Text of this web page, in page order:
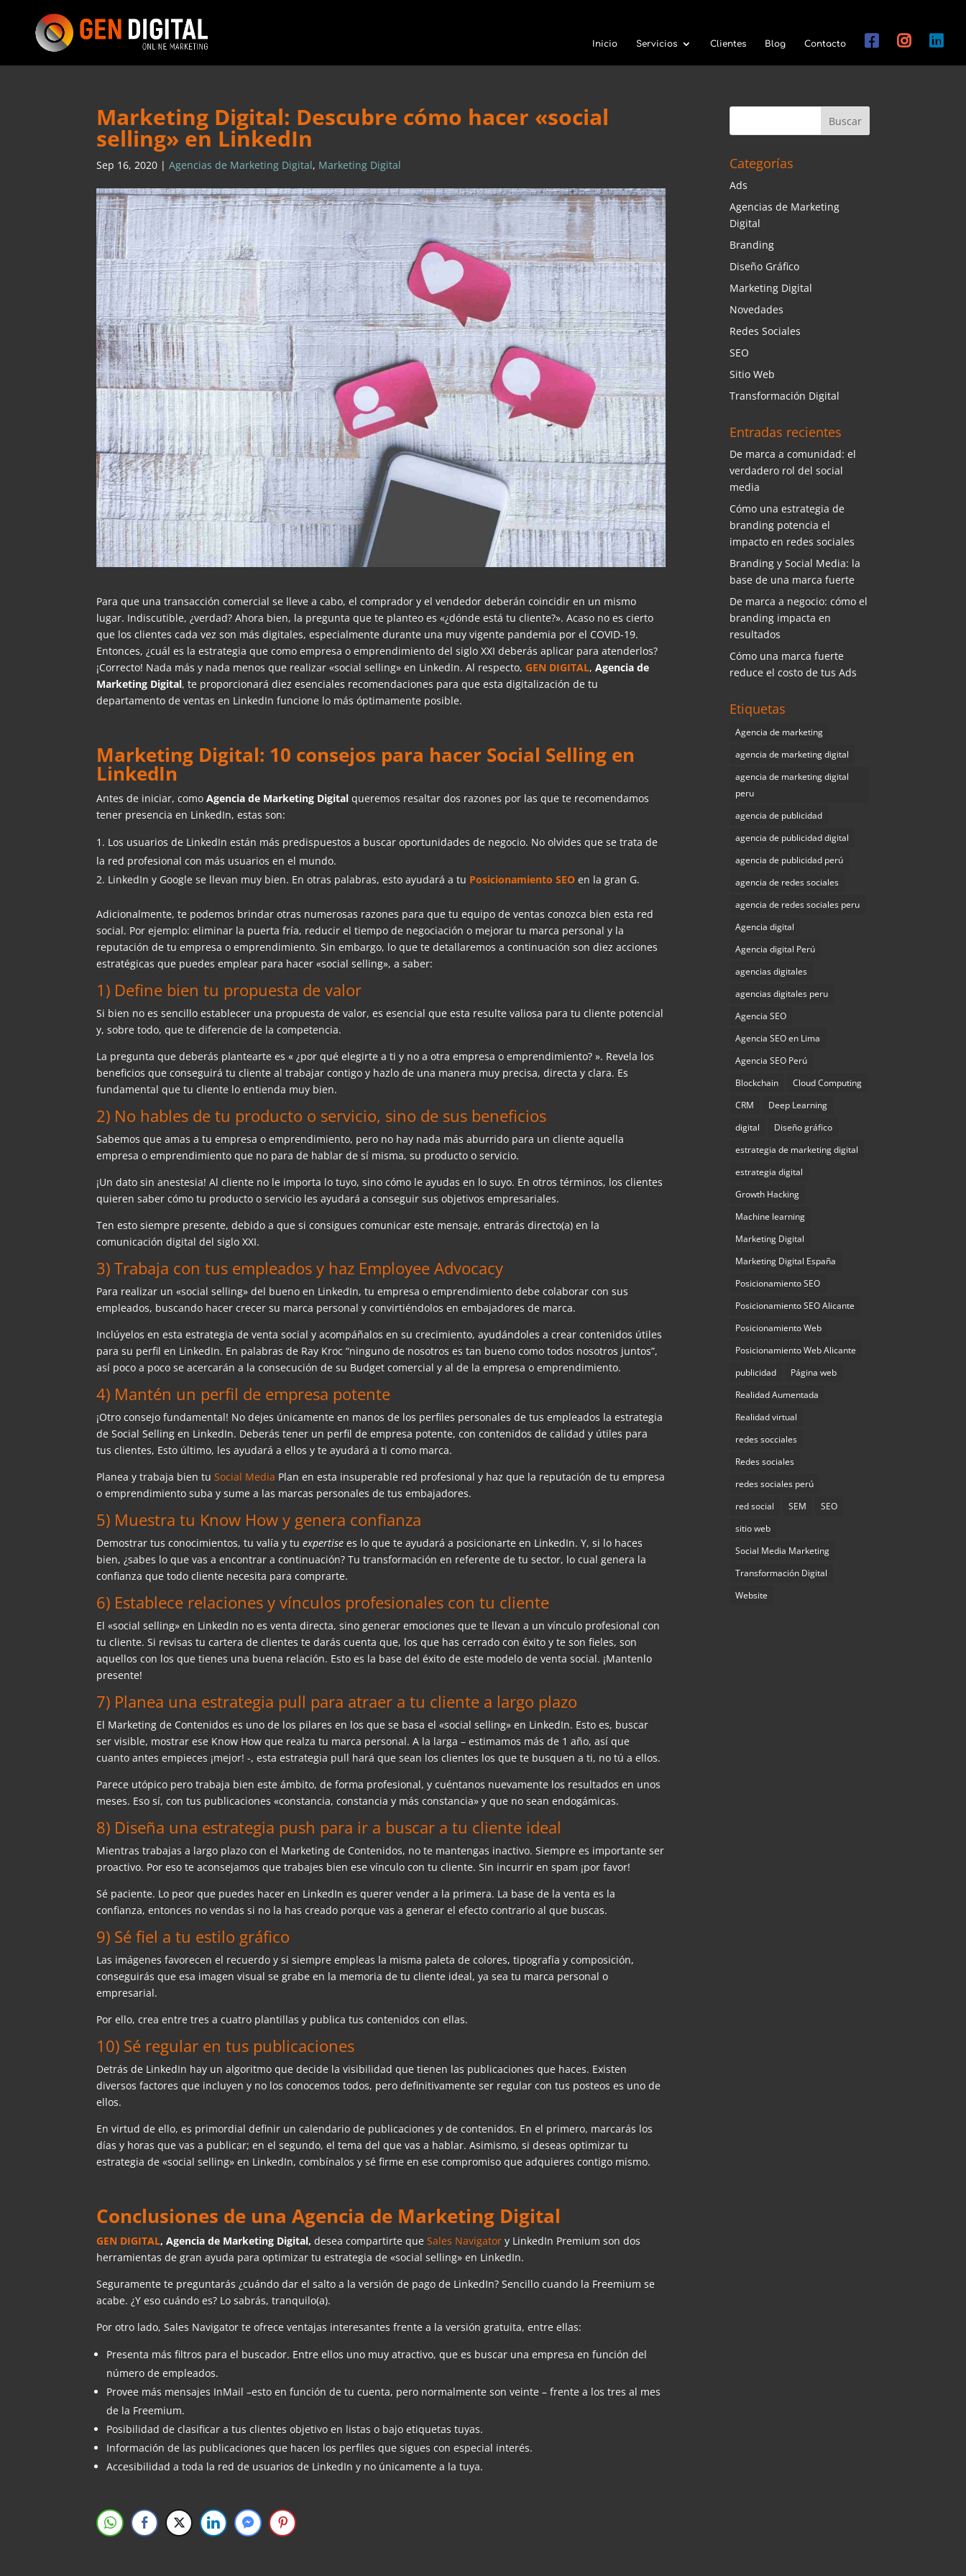
Inicio Servicios Clientes Blog Contacto
Marketing Digital: Descubre cómo hacer «social
selling» en LinkedIn
Sep 16, 2020 |Agencias de Marketing Digital, Marketing Digital
Para que una transacción comercial se lleve a cabo, el comprador y el vendedor deberán coincidir en un mismo
lugar. Indiscutible, ¿verdad? Ahora bien, la pregunta que te planteo es «¿dónde está tu cliente?». Acaso no es cierto
que los clientes cada vez son más digitales, especialmente durante una muy vigente pandemia por el COVID-19.
Entonces, ¿cuál es la estrategia que como empresa o emprendimiento del siglo XXI deberás aplicar para atenderlos?
¡Correcto! Nada más y nada menos que realizar «social selling» en LinkedIn. Al respecto,GEN DIGITAL,Agencia de
Marketing Digital, te proporcionará diez esenciales recomendaciones para que esta digitalización de tu
departamento de ventas en LinkedIn funcione lo más óptimamente posible.
Marketing Digital: 10 consejos para hacer Social Selling en
LinkedIn
Antes de iniciar, comoAgencia de Marketing Digitalqueremos resaltar dos razones por las que te recomendamos
tener presencia en LinkedIn, estas son:
Los usuarios de LinkedIn están más predispuestos a buscar oportunidades de negocio. No olvides que se trata de
la red profesional con más usuarios en el mundo.
LinkedIn y Google se llevan muy bien. En otras palabras, esto ayudará a tu Posicionamiento SEO en la gran G.
Adicionalmente, te podemos brindar otras numerosas razones para que tu equipo de ventas conozca bien esta red
social. Por ejemplo: eliminar la puerta fría, reducir el tiempo de negociación o mejorar tu marca personal y la
reputación de tu empresa o emprendimiento. Sin embargo, lo que te detallaremos a continuación son diez acciones
estratégicas que puedes emplear para hacer «social selling», a saber:
1) Define bien tu propuesta de valor
Si bien no es sencillo establecer una propuesta de valor, es esencial que esta resulte valiosa para tu cliente potencial
y, sobre todo, que te diferencie de la competencia.
La pregunta que deberás plantearte es « ¿por qué elegirte a ti y no a otra empresa o emprendimiento? ». Revela los
beneficios que conseguirá tu cliente al trabajar contigo y hazlo de una manera muy precisa, directa y clara. Es
fundamental que tu cliente lo entienda muy bien.
2) No hables de tu producto o servicio, sino de sus beneficios
Sabemos que amas a tu empresa o emprendimiento, pero no hay nada más aburrido para un cliente aquella
empresa o emprendimiento que no para de hablar de sí misma, su producto o servicio.
¡Un dato sin anestesia! Al cliente no le importa lo tuyo, sino cómo le ayudas en lo suyo. En otros términos, los clientes
quieren saber cómo tu producto o servicio les ayudará a conseguir sus objetivos empresariales.
Ten esto siempre presente, debido a que si consigues comunicar este mensaje, entrarás directo(a) en la
comunicación digital del siglo XXI.
3) Trabaja con tus empleados y haz Employee Advocacy
Para realizar un «social selling» del bueno en LinkedIn, tu empresa o emprendimiento debe colaborar con sus
empleados, buscando hacer crecer su marca personal y convirtiéndolos en embajadores de marca.
Inclúyelos en esta estrategia de venta social y acompáñalos en su crecimiento, ayudándoles a crear contenidos útiles
para su perfil en LinkedIn. En palabras de Ray Kroc “ninguno de nosotros es tan bueno como todos nosotros juntos”,
así poco a poco se acercarán a la consecución de su Budget comercial y al de la empresa o emprendimiento.
4) Mantén un perfil de empresa potente
¡Otro consejo fundamental! No dejes únicamente en manos de los perfiles personales de tus empleados la estrategia
de Social Selling en LinkedIn. Deberás tener un perfil de empresa potente, con contenidos de calidad y útiles para
tus clientes, Esto último, les ayudará a ellos y te ayudará a ti como marca.
Planea y trabaja bien tuSocial Media Plan en esta insuperable red profesional y haz que la reputación de tu empresa
o emprendimiento suba y sume a las marcas personales de tus embajadores.
5) Muestra tu Know How y genera confianza
Demostrar tus conocimientos, tu valía y tuexpertise es lo que te ayudará a posicionarte en LinkedIn. Y, si lo haces
bien, ¿sabes lo que vas a encontrar a continuación? Tu transformación en referente de tu sector, lo cual genera la
confianza que todo cliente necesita para comprarte.
6) Establece relaciones y vínculos profesionales con tu cliente
El «social selling» en LinkedIn no es venta directa, sino generar emociones que te llevan a un vínculo profesional con
tu cliente. Si revisas tu cartera de clientes te darás cuenta que, los que has cerrado con éxito y te son fieles, son
aquellos con los que tienes una buena relación. Esto es la base del éxito de este modelo de venta social. ¡Mantenlo
presente!
7) Planea una estrategia pull para atraer a tu cliente a largo plazo
El Marketing de Contenidos es uno de los pilares en los que se basa el «social selling» en LinkedIn. Esto es, buscar
ser visible, mostrar ese Know How que realza tu marca personal. A la larga – estimamos más de 1 año, así que
cuanto antes empieces ¡mejor! -, esta estrategia pull hará que sean los clientes los que te busquen a ti, no tú a ellos.
Parece utópico pero trabaja bien este ámbito, de forma profesional, y cuéntanos nuevamente los resultados en unos
meses. Eso sí, con tus publicaciones «constancia, constancia y más constancia» y que no sean endogámicas.
8) Diseña una estrategia push para ir a buscar a tu cliente ideal
Mientras trabajas a largo plazo con el Marketing de Contenidos, no te mantengas inactivo. Siempre es importante ser
proactivo. Por eso te aconsejamos que trabajes bien ese vínculo con tu cliente. Sin incurrir en spam ¡por favor!
Sé paciente. Lo peor que puedes hacer en LinkedIn es querer vender a la primera. La base de la venta es la
confianza, entonces no vendas si no la has creado porque vas a generar el efecto contrario al que buscas.
9) Sé fiel a tu estilo gráfico
Las imágenes favorecen el recuerdo y si siempre empleas la misma paleta de colores, tipografía y composición,
conseguirás que esa imagen visual se grabe en la memoria de tu cliente ideal, ya sea tu marca personal o
empresarial.
Por ello, crea entre tres a cuatro plantillas y publica tus contenidos con ellas.
10) Sé regular en tus publicaciones
Detrás de LinkedIn hay un algoritmo que decide la visibilidad que tienen las publicaciones que haces. Existen
diversos factores que incluyen y no los conocemos todos, pero definitivamente ser regular con tus posteos es uno de
ellos.
En virtud de ello, es primordial definir un calendario de publicaciones y de contenidos. En el primero, marcarás los
días y horas que vas a publicar; en el segundo, el tema del que vas a hablar. Asimismo, si deseas optimizar tu
estrategia de «social selling» en LinkedIn, combínalos y sé firme en ese compromiso que adquieres contigo mismo.
Conclusiones de una Agencia de Marketing Digital
GEN DIGITAL, Agencia de Marketing Digital, desea compartirte queSales Navigator y LinkedIn Premium son dos
herramientas de gran ayuda para optimizar tu estrategia de «social selling» en LinkedIn.
Seguramente te preguntarás ¿cuándo dar el salto a la versión de pago de LinkedIn? Sencillo cuando la Freemium se
acabe. ¿Y eso cuándo es? Lo sabrás, tranquilo(a).
Por otro lado, Sales Navigator te ofrece ventajas interesantes frente a la versión gratuita, entre ellas:
Presenta más filtros para el buscador. Entre ellos uno muy atractivo, que es buscar una empresa en función del
número de empleados.
Provee más mensajes InMail –esto en función de tu cuenta, pero normalmente son veinte – frente a los tres al mes
de la Freemium.
Posibilidad de clasificar a tus clientes objetivo en listas o bajo etiquetas tuyas.
Información de las publicaciones que hacen los perfiles que sigues con especial interés.
Accesibilidad a toda la red de usuarios de LinkedIn y no únicamente a la tuya.
Categorías
Ads
Agencias de Marketing
Digital
Branding
Diseño Gráfico
Marketing Digital
Novedades
Redes Sociales
SEO
Sitio Web
Transformación Digital
Entradas recientes
De marca a comunidad: el
verdadero rol del social
media
Cómo una estrategia de
branding potencia el
impacto en redes sociales
Branding y Social Media: la
base de una marca fuerte
De marca a negocio: cómo el
branding impacta en
resultados
Cómo una marca fuerte
reduce el costo de tus Ads
Etiquetas
Agencia de marketing
agencia de marketing digital
agencia de marketing digital
peru
agencia de publicidad
agencia de publicidad digital
agencia de publicidad perú
agencia de redes sociales
agencia de redes sociales peru
Agencia digital
Agencia digital Perú
agencias digitales
agencias digitales peru
Agencia SEO
Agencia SEO en Lima
Agencia SEO Perú
Blockchain
Cloud Computing
CRM
Deep Learning
digital
Diseño gráfico
estrategia de marketing digital
estrategia digital
Growth Hacking
Machine learning
Marketing Digital
Marketing Digital España
Posicionamiento SEO
Posicionamiento SEO Alicante
Posicionamiento Web
Posicionamiento Web Alicante
publicidad
Página web
Realidad Aumentada
Realidad virtual
redes socciales
Redes sociales
redes sociales perú
red social
SEM
SEO
sitio web
Social Media Marketing
Transformación Digital
Website